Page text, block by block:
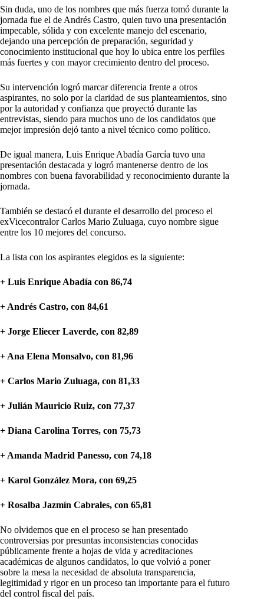
Sin duda, uno de los nombres que más fuerza tomó durante la
jornada fue el de Andrés Castro, quien tuvo una presentación
impecable, sólida y con excelente manejo del escenario,
dejando una percepción de preparación, seguridad y
conocimiento institucional que hoy lo ubica entre los perfiles
más fuertes y con mayor crecimiento dentro del proceso.
Su intervención logró marcar diferencia frente a otros
aspirantes, no solo por la claridad de sus planteamientos, sino
por la autoridad y confianza que proyectó durante las
entrevistas, siendo para muchos uno de los candidatos que
mejor impresión dejó tanto a nivel técnico como político.
De igual manera, Luis Enrique Abadía García tuvo una
presentación destacada y logró mantenerse dentro de los
nombres con buena favorabilidad y reconocimiento durante la
jornada.
También se destacó el durante el desarrollo del proceso el
exVicecontralor Carlos Mario Zuluaga, cuyo nombre sigue
entre los 10 mejores del concurso.
La lista con los aspirantes elegidos es la siguiente:
+ Luis Enrique Abadía con 86,74
+ Andrés Castro, con 84,61
+ Jorge Eliecer Laverde, con 82,89
+ Ana Elena Monsalvo, con 81,96
+ Carlos Mario Zuluaga, con 81,33
+ Julián Mauricio Ruiz, con 77,37
+ Diana Carolina Torres, con 75,73
+ Amanda Madrid Panesso, con 74,18
+ Karol González Mora, con 69,25
+ Rosalba Jazmín Cabrales, con 65,81
No olvidemos que en el proceso se han presentado
controversias por presuntas inconsistencias conocidas
públicamente frente a hojas de vida y acreditaciones
académicas de algunos candidatos, lo que volvió a poner
sobre la mesa la necesidad de absoluta transparencia,
legitimidad y rigor en un proceso tan importante para el futuro
del control fiscal del país.